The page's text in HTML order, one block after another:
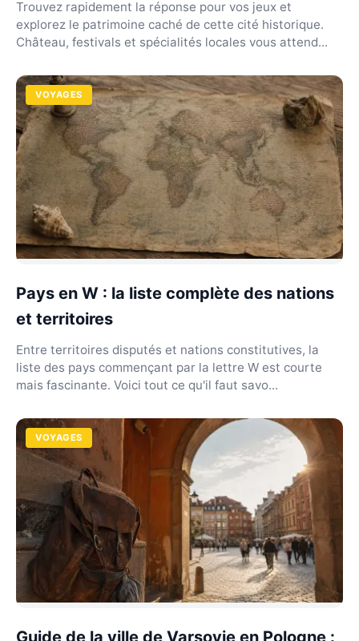
Trouvez rapidement la réponse pour vos jeux et
explorez le patrimoine caché de cette cité historique.
Château, festivals et spécialités locales vous attend...
VOYAGES
Pays en W : la liste complète des nations
et territoires
Entre territoires disputés et nations constitutives, la
liste des pays commençant par la lettre W est courte
mais fascinante. Voici tout ce qu'il faut savo...
VOYAGES
Guide de la ville de Varsovie en Pologne :